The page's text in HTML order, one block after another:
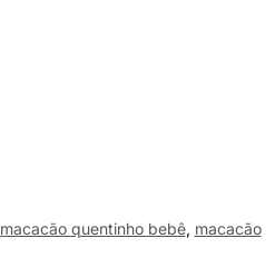
macacão quentinho bebê, macacão